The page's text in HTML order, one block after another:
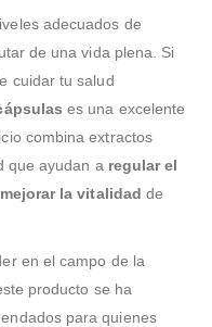
adecuados de
de una vida plena. Si
cuidar tu salud
es una excelente
combina extractos
que ayudan a regular el
la vitalidad de
en el campo de la
producto se ha
para quienes